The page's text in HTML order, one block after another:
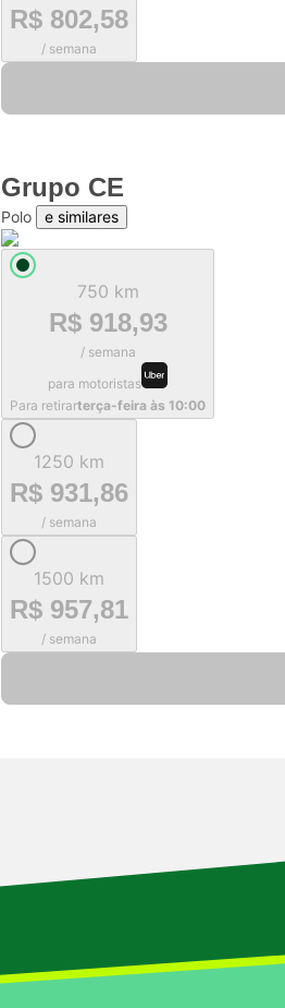
R$ 802,58
/ semana
Grupo CE
Polo e similares
750 km
R$ 918,93
/ semana
para motoristas
Para retirarterça-feira às 10:00
1250 km
R$ 931,86
/ semana
1500 km
R$ 957,81
/ semana